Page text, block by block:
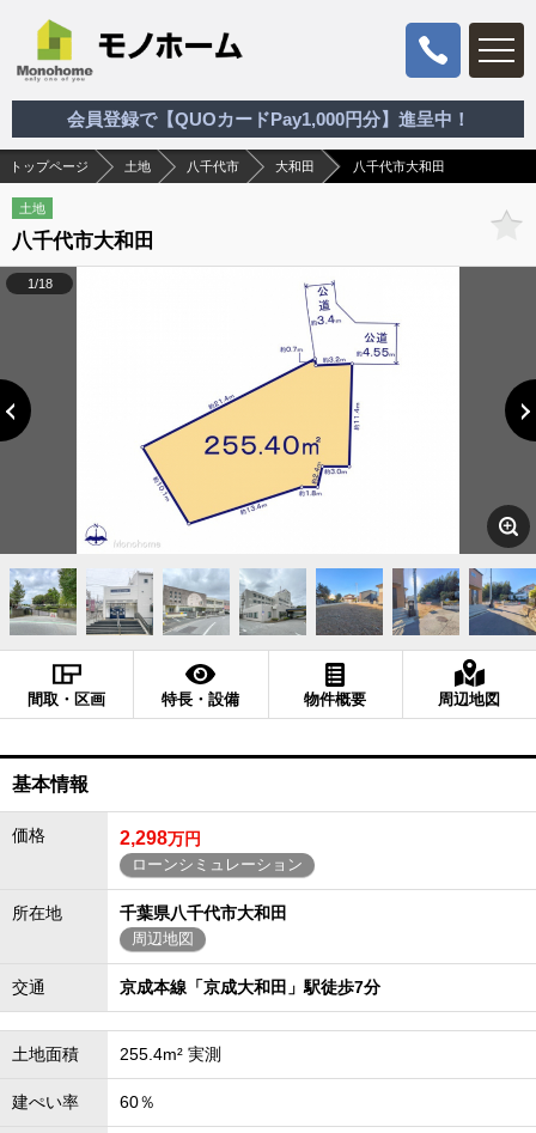
会員登録で【QUOカードPay1,000円分】進呈中！
トップページ 土地 八千代市 大和田 八千代市大和田
土地
八千代市大和田
1/18
間取・区画 特長・設備 物件概要 周辺地図
基本情報
価格 2,298万円
ローンシミュレーション
所在地 千葉県八千代市大和田
周辺地図
交通 京成本線「京成大和田」駅徒歩7分
土地面積 255.4m² 実測
建ぺい率 60％